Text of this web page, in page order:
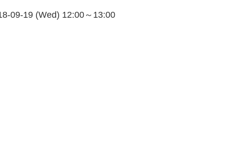
09-19 (Wed) 12:00～13:00